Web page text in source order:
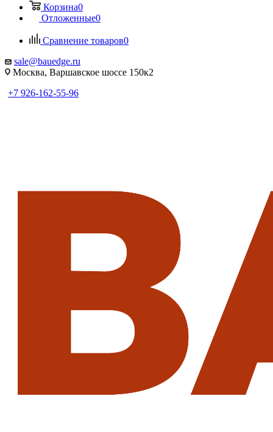
Корзина0
Отложенные0
Сравнение товаров0
sale@bauedge.ru
Москва, Варшавское шоссе 150к2
+7 926-162-55-96